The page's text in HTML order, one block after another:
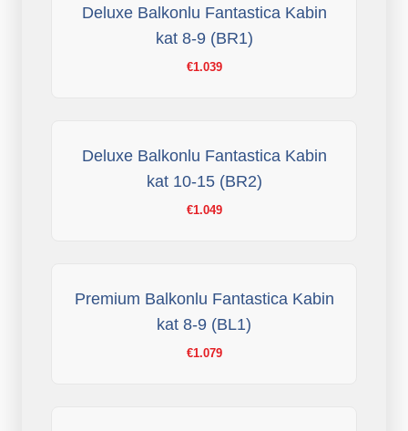
Deluxe Balkonlu Fantastica Kabin
kat 8-9 (BR1)
€1.039
Deluxe Balkonlu Fantastica Kabin
kat 10-15 (BR2)
€1.049
Premium Balkonlu Fantastica Kabin
kat 8-9 (BL1)
€1.079